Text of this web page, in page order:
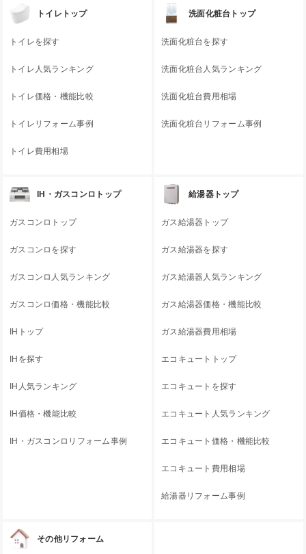
トイレトップ
トイレを探す
トイレ人気ランキング
トイレ価格・機能比較
トイレリフォーム事例
トイレ費用相場
洗面化粧台トップ
洗面化粧台を探す
洗面化粧台人気ランキング
洗面化粧台費用相場
洗面化粧台リフォーム事例
IH・ガスコンロトップ
ガスコンロトップ
ガスコンロを探す
ガスコンロ人気ランキング
ガスコンロ価格・機能比較
IHトップ
IHを探す
IH人気ランキング
IH価格・機能比較
IH・ガスコンロリフォーム事例
給湯器トップ
ガス給湯器トップ
ガス給湯器を探す
ガス給湯器人気ランキング
ガス給湯器価格・機能比較
ガス給湯器費用相場
エコキュートトップ
エコキュートを探す
エコキュート人気ランキング
エコキュート価格・機能比較
エコキュート費用相場
給湯器リフォーム事例
その他リフォーム